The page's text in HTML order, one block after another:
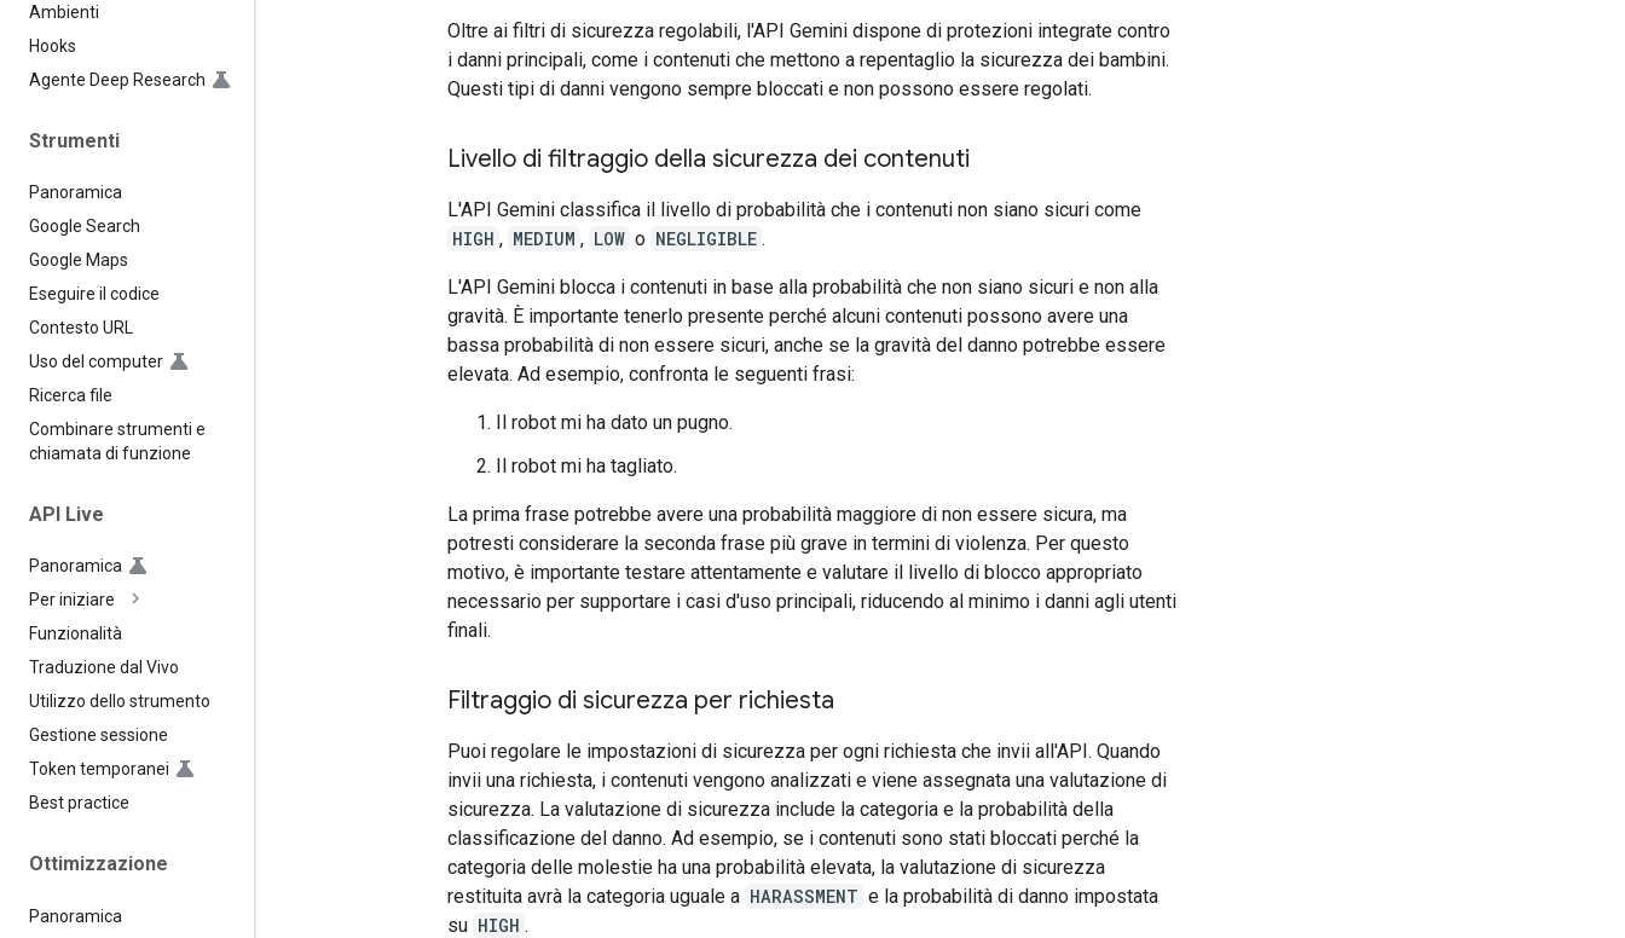
Ambienti
Hooks
Agente Deep Research
Strumenti
Panoramica
Google Search
Google Maps
Eseguire il codice
Contesto URL
Uso del computer
Ricerca file
Combinare strumenti e
chiamata di funzione
API Live
Panoramica
Per iniziare
Funzionalità
Traduzione dal Vivo
Utilizzo dello strumento
Gestione sessione
Token temporanei
Best practice
Ottimizzazione
Panoramica
Oltre ai filtri di sicurezza regolabili, l'API Gemini dispone di protezioni integrate contro
i danni principali, come i contenuti che mettono a repentaglio la sicurezza dei bambini.
Questi tipi di danni vengono sempre bloccati e non possono essere regolati.
Livello di filtraggio della sicurezza dei contenuti
L'API Gemini classifica il livello di probabilità che i contenuti non siano sicuri come
HIGH , MEDIUM , LOW o NEGLIGIBLE .
L'API Gemini blocca i contenuti in base alla probabilità che non siano sicuri e non alla
gravità. È importante tenerlo presente perché alcuni contenuti possono avere una
bassa probabilità di non essere sicuri, anche se la gravità del danno potrebbe essere
elevata. Ad esempio, confronta le seguenti frasi:
Il robot mi ha dato un pugno.
Il robot mi ha tagliato.
La prima frase potrebbe avere una probabilità maggiore di non essere sicura, ma
potresti considerare la seconda frase più grave in termini di violenza. Per questo
motivo, è importante testare attentamente e valutare il livello di blocco appropriato
necessario per supportare i casi d'uso principali, riducendo al minimo i danni agli utenti
finali.
Filtraggio di sicurezza per richiesta
Puoi regolare le impostazioni di sicurezza per ogni richiesta che invii all'API. Quando
invii una richiesta, i contenuti vengono analizzati e viene assegnata una valutazione di
sicurezza. La valutazione di sicurezza include la categoria e la probabilità della
classificazione del danno. Ad esempio, se i contenuti sono stati bloccati perché la
categoria delle molestie ha una probabilità elevata, la valutazione di sicurezza
restituita avrà la categoria uguale a HARASSMENT e la probabilità di danno impostata
su HIGH .